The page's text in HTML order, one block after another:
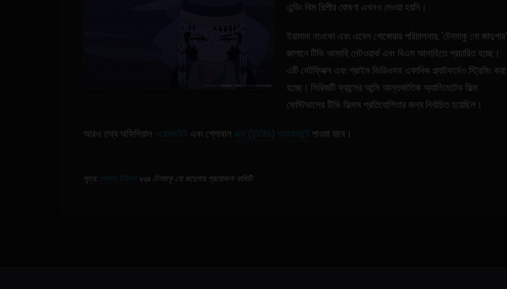
এন্ডিং থিম শিল্পীর ঘোষণা এখনও দেওয়া হয়নি।
ইয়ামাদা নাওকো এবং এবেল গোঙ্গোরার পরিচালনায়, 'টেনমাকু নো জাদুগার'
জাপানে টিভি আসাহি নেটওয়ার্ক এবং বিএস আসাহিতে প্রচারিত হচ্ছে।
এটি নেটফ্লিক্স এবং প্রাইম ভিডিওসহ একাধিক প্ল্যাটফর্মেও স্ট্রিমিং করা
হচ্ছে। সিরিজটি ফ্রান্সের আন্সি আন্তর্জাতিক অ্যানিমেটেড ফিল্ম
ফেস্টিভালের টিভি ফিল্মস প্রতিযোগিতার জন্য নির্বাচিত হয়েছিল।
আরও তথ্য অফিসিয়াল ওয়েবসাইট এবং গ্লোবাল এক্স (টুইটার) অ্যাকাউন্টে পাওয়া যাবে।
সূত্র: পিআর টাইমসvia টেনমাকু নো জাদুগার প্রযোজনা কমিটি